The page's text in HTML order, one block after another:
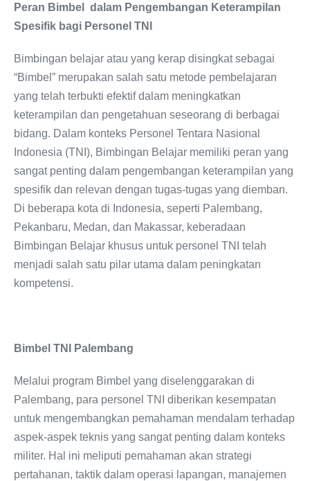
Peran Bimbel dalam Pengembangan Keterampilan
Spesifik bagi Personel TNI
Bimbingan belajar atau yang kerap disingkat sebagai
“Bimbel” merupakan salah satu metode pembelajaran
yang telah terbukti efektif dalam meningkatkan
keterampilan dan pengetahuan seseorang di berbagai
bidang. Dalam konteks Personel Tentara Nasional
Indonesia (TNI), Bimbingan Belajar memiliki peran yang
sangat penting dalam pengembangan keterampilan yang
spesifik dan relevan dengan tugas-tugas yang diemban.
Di beberapa kota di Indonesia, seperti Palembang,
Pekanbaru, Medan, dan Makassar, keberadaan
Bimbingan Belajar khusus untuk personel TNI telah
menjadi salah satu pilar utama dalam peningkatan
kompetensi.
Bimbel TNI Palembang
Melalui program Bimbel yang diselenggarakan di
Palembang, para personel TNI diberikan kesempatan
untuk mengembangkan pemahaman mendalam terhadap
aspek-aspek teknis yang sangat penting dalam konteks
militer. Hal ini meliputi pemahaman akan strategi
pertahanan, taktik dalam operasi lapangan, manajemen